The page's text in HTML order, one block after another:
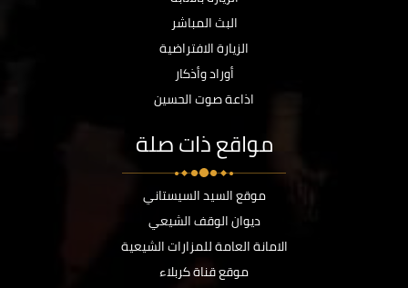
البث المباشر
الزيارة الافتراضية
أوراد وأذكار
اذاعة صوت الحسين
مواقع ذات صلة
موقع السيد السيستاني
ديوان الوقف الشيعي
الامانة العامة للمزارات الشيعية
موقع قناة كربلاء